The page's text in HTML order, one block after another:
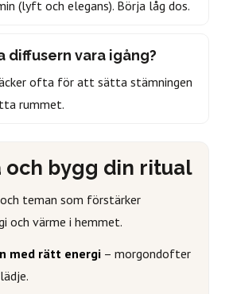
(lyft och elegans). Börja låg dos.
diffusern vara igång?
ofta för att sätta stämningen
rummet.
och bygg din ritual
teman som förstärker
och värme i hemmet.
med rätt energi – morgondofter